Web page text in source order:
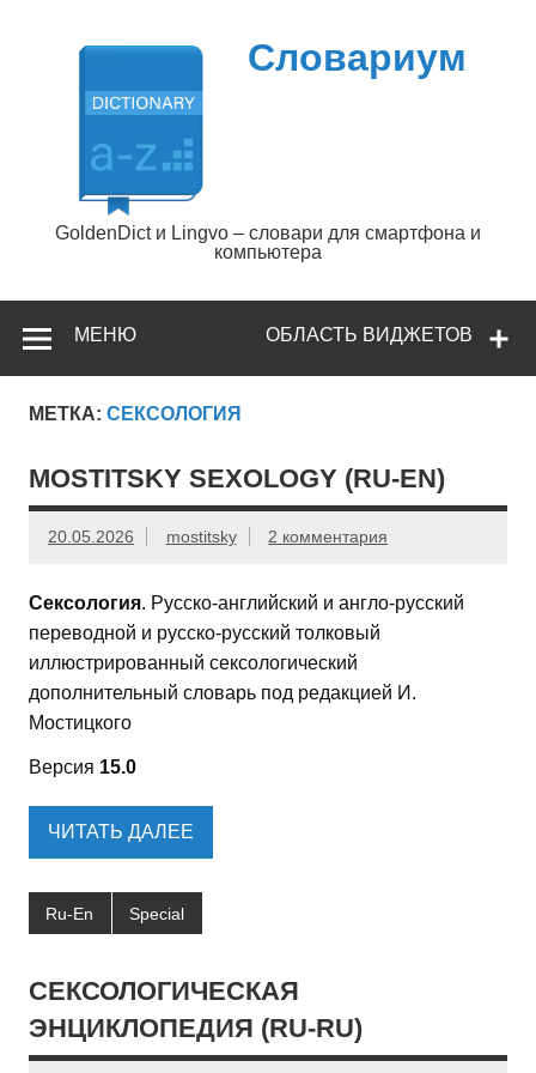
содержимому
Словариум
GoldenDict и Lingvo – словари для смартфона и
компьютера
ОБЛАСТЬ ВИДЖЕТОВ
МЕНЮ
МЕТКА: СЕКСОЛОГИЯ
MOSTITSKY SEXOLOGY (RU-EN)
20.05.2026 mostitsky 2 комментария
Сексология. Русско-английский и англо-русский
переводной и русско-русский толковый
иллюстрированный сексологический
дополнительный словарь под редакцией И.
Мостицкого
Версия 15.0
ЧИТАТЬ ДАЛЕЕ
Ru-En Special
СЕКСОЛОГИЧЕСКАЯ
ЭНЦИКЛОПЕДИЯ (RU-RU)